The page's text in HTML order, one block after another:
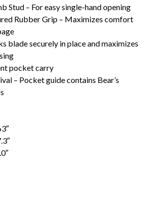
Stud – For easy single-hand opening
Rubber Grip – Maximizes comfort
blade securely in place and maximizes
pocket carry
– Pocket guide contains Bear’s